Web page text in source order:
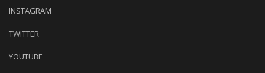
INSTAGRAM
TWITTER
YOUTUBE